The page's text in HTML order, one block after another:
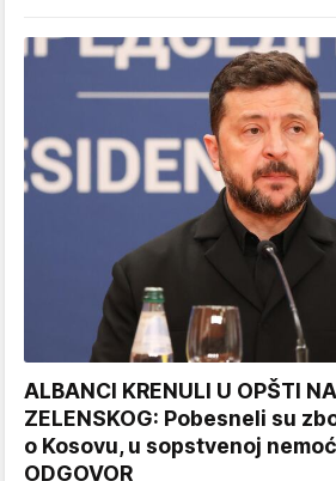
ALBANCI KRENULI U OPŠTI
ZELENSKOG: Pobesneli su
o Kosovu, u sopstvenoj
ODGOVOR